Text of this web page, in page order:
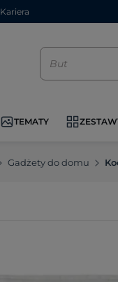
Kariera
TEMATY
Gadżety do domu